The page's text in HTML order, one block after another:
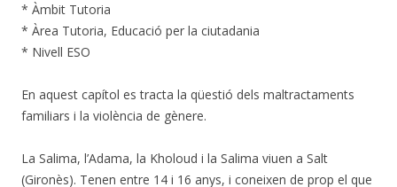
* Àmbit Tutoria
* Àrea Tutoria, Educació per la ciutadania
* Nivell ESO
En aquest capítol es tracta la qüestió dels maltractaments
familiars i la violència de gènere.
La Salima, l’Adama, la Kholoud i la Salima viuen a Salt
(Gironès). Tenen entre 14 i 16 anys, i coneixen de prop el que